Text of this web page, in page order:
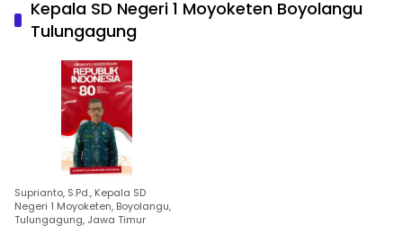
Kepala SD Negeri 1 Moyoketen Boyolangu
Tulungagung
Suprianto, S.Pd., Kepala SD
Negeri 1 Moyoketen, Boyolangu,
Tulungagung, Jawa Timur